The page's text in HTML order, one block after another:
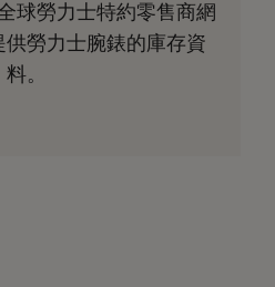
球勞力士特約零售商網
勞力士腕錶的庫存資
料。